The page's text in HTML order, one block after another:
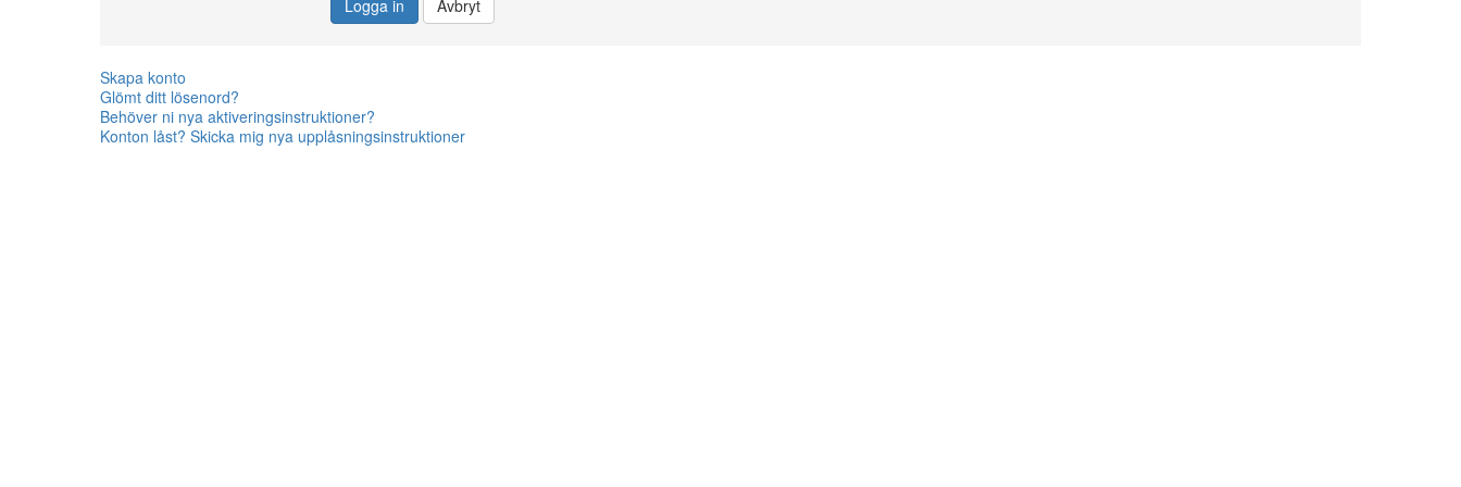
Logga in Avbryt
Skapa konto
Glömt ditt lösenord?
Behöver ni nya aktiveringsinstruktioner?
Konton låst? Skicka mig nya upplåsningsinstruktioner